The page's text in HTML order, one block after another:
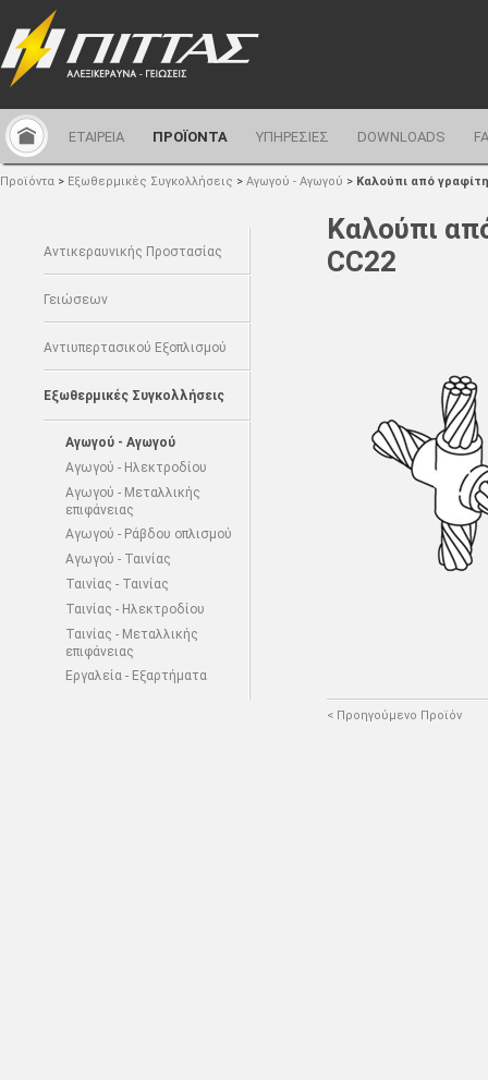
ΕΤΑΙΡΕΙΑ ΠΡΟΪΟΝΤΑ ΥΠΗΡΕΣΙΕΣ DOWNLOADS
Προϊόντα > Εξωθερμικές Συγκολλήσεις > Αγωγού - Αγωγού > Καλούπι από
Αντικεραυνικής Προστασίας
Γειώσεων
Αντιυπερτασικού Εξοπλισμού
Εξωθερμικές Συγκολλήσεις
Αγωγού - Αγωγού
Αγωγού - Ηλεκτροδίου
Αγωγού - Μεταλλικής
επιφάνειας
Αγωγού - Ράβδου οπλισμού
Αγωγού - Ταινίας
Ταινίας - Ταινίας
Ταινίας - Ηλεκτροδίου
Ταινίας - Μεταλλικής
επιφάνειας
Εργαλεία - Εξαρτήματα
Καλούπι
CC22
< Προηγούμενο Προϊόν